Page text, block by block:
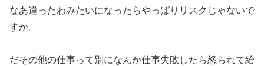
なあ違ったわみたいになったらやっぱりリスクじゃないで
すか。
だその他の仕事って別になんか仕事失敗したら怒られて給